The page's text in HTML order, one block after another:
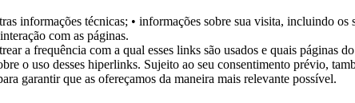
informações técnicas; • informações sobre sua visita, incluindo os
com as páginas.
a frequência com a qual esses links são usados e quais páginas
o uso desses hiperlinks. Sujeito ao seu consentimento prévio,
garantir que as ofereçamos da maneira mais relevante possível.